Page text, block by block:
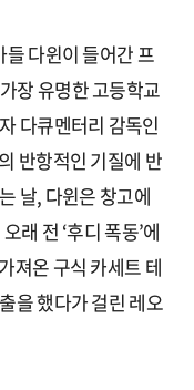
다윈이 들어간 프
장 유명한 고등학교
다큐멘터리 감독인
반항적인 기질에 반
날, 다윈은 창고에
래 전 ‘후디 폭동’에
져온 구식 카세트 테
을 했다가 걸린 레오